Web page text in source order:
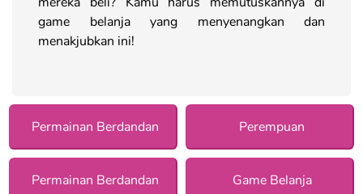
game belanja yang menyenangkan dan
menakjubkan ini!
Permainan Berdandan Perempuan
Permainan Berdandan Game Belanja